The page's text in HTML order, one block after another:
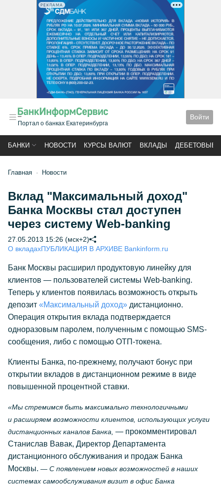
РЕКЛАМА
Портал о банках Екатеринбурга
Войти
БАНКИ НОВОСТИ КУРСЫ ВАЛЮТ ВКЛАДЫ ДЕБЕТОВЫЕ
Главная Новости
Вклад "Максимальный доход"
Банка Москвы стал доступен
через систему Web-banking
27.05.2013 15:26 (мск+2)
О вкладахПУБЛИКАЦИЯ В АРХИВЕ Bankinform.ru
Банк Москвы расширил продуктовую линейку для
клиентов — пользователей системы Web-banking.
Теперь у клиентов появилась возможность открыть
депозит «Максимальный доход» дистанционно.
Операция открытия вклада подтверждается
одноразовым паролем, полученным с помощью SMS-
сообщения, либо с помощью ОТП-токена.
Клиенты Банка, по-прежнему, получают бонус при
открытии вкладов в дистанционном режиме в виде
повышенной процентной ставки.
«Мы стремимся быть максимально технологичными
и расширяем возможности клиентов, использующих услуги
дистанционных каналов Банка, — прокомментировал
Станислав Вавак, Директор Департамента
дистанционного обслуживания и продаж Банка
Москвы. — С появлением новых возможностей в наших
системах самообслуживания визит в офис Банка